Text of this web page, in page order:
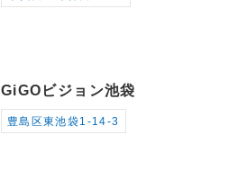
GiGOビジョン池袋
豊島区東池袋1-14-3